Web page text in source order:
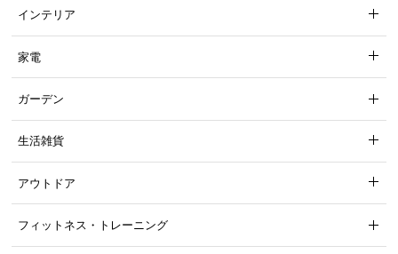
インテリア
家電
ガーデン
生活雑貨
アウトドア
フィットネス・トレーニング